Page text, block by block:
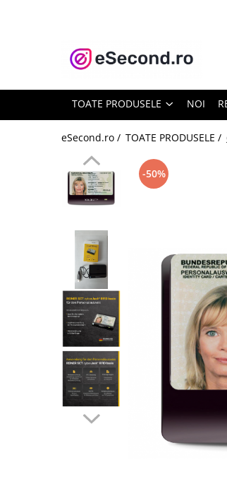
TOATE PRODUSELE
Accesorii Auto
Covorase auto
Echipamente pentru Atelier
Electronice Auto
Intretinere & Cosmetica auto
Trotinete electrice
Casa, Gradina & Bricolaj
Bucatarie & Servire
Curatenie si intretinere
Hobby-uri creative
Iluminat & Electrice
TOATE PRODUSELE NOI
eSecond.ro / TOATE PRODUSELE /
-50%